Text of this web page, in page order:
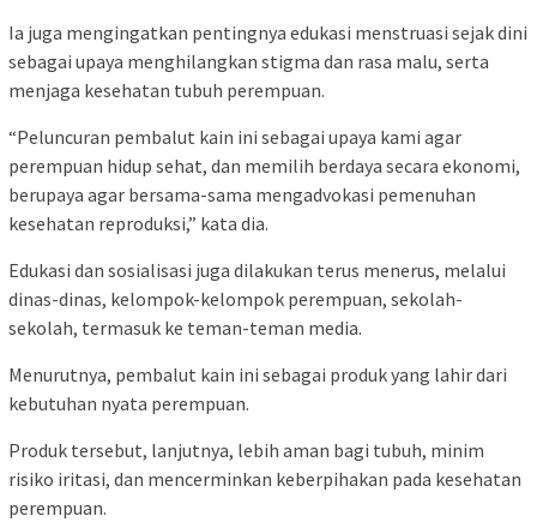
Ia juga mengingatkan pentingnya edukasi menstruasi sejak dini
sebagai upaya menghilangkan stigma dan rasa malu, serta
menjaga kesehatan tubuh perempuan.
“Peluncuran pembalut kain ini sebagai upaya kami agar
perempuan hidup sehat, dan memilih berdaya secara ekonomi,
berupaya agar bersama-sama mengadvokasi pemenuhan
kesehatan reproduksi,” kata dia.
Edukasi dan sosialisasi juga dilakukan terus menerus, melalui
dinas-dinas, kelompok-kelompok perempuan, sekolah-
sekolah, termasuk ke teman-teman media.
Menurutnya, pembalut kain ini sebagai produk yang lahir dari
kebutuhan nyata perempuan.
Produk tersebut, lanjutnya, lebih aman bagi tubuh, minim
risiko iritasi, dan mencerminkan keberpihakan pada kesehatan
perempuan.